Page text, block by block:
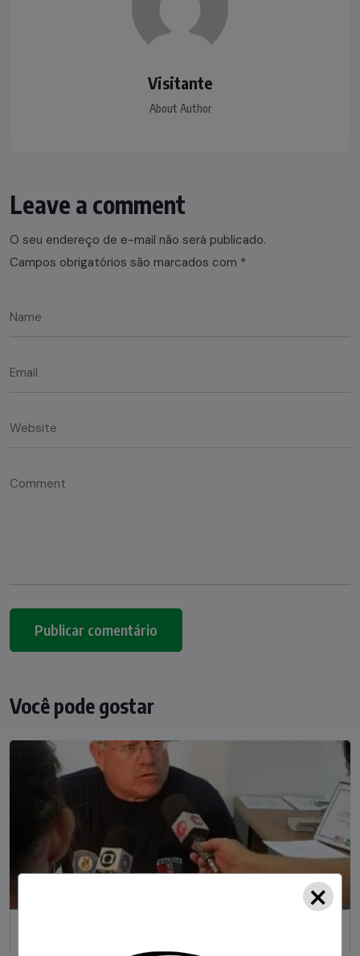
Visitante
About Author
Leave a comment
O seu endereço de e-mail não será publicado.
Campos obrigatórios são marcados com *
Você pode gostar
×